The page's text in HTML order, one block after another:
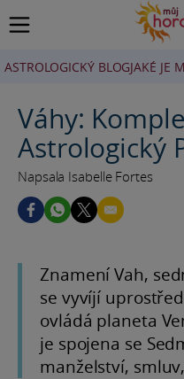
ASTROLOGICKÝ BLOGJAKÉ JE
Váhy:
Astrologický
Napsala Isabelle Fortes
Znamení Vah,
se vyvíjí
ovládá planeta
je spojena se
manželství,